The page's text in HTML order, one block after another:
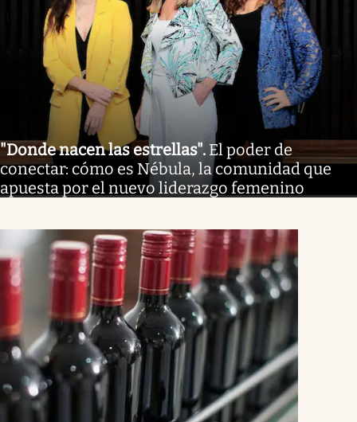
"Donde nacen las estrellas". El poder de
conectar: cómo es Nébula, la comunidad que
apuesta por el nuevo liderazgo femenino